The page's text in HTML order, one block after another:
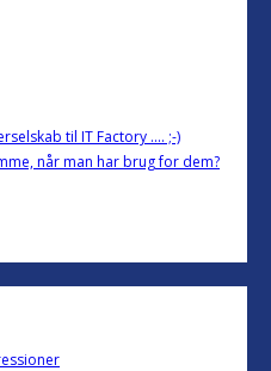
til IT Factory .... ;-)
når man har brug for dem?